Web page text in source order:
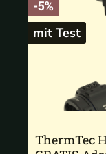
-5%
mit Test
ThermTec